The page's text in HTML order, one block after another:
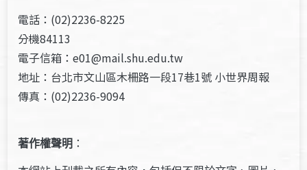
電話：(02)2236-8225
分機84113
電子信箱：e01@mail.shu.edu.tw
地址：台北市文山區木柵路一段17巷1號 小世界周報
傳真：(02)2236-9094
著作權聲明 ：